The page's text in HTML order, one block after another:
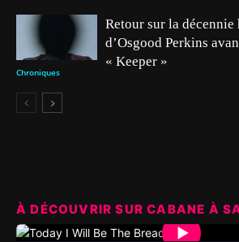
Chroniques
Retour sur la
d’Osgood Perkins
« Keeper »
À DÉCOUVRIR SUR CABANE À
▶